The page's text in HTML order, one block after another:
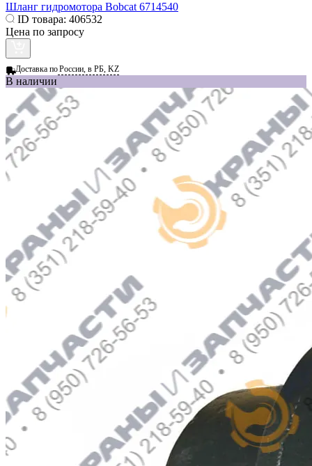
Шланг гидромотора Bobcat 6714540
ID товара: 406532
Цена по запросу
Доставка поРоссии, в РБ, KZ
В наличии